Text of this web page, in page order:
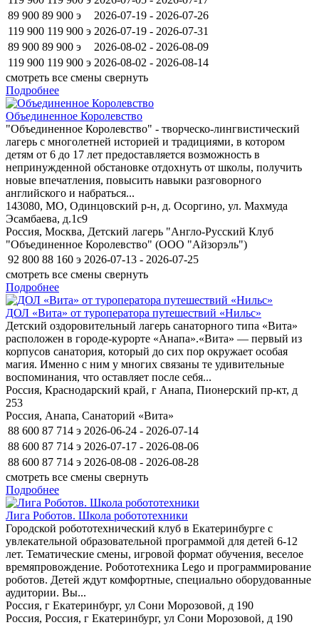
89 900 89 900 э
2026-07-19 - 2026-07-26
119 900 119 900 э 2026-07-19 - 2026-07-31
89 900 89 900 э
2026-08-02 - 2026-08-09
119 900 119 900 э 2026-08-02 - 2026-08-14
смотреть все смены свернуть
Подробнее
Объединенное Королевство
"Объединенное Королевство" - творческо-лингвистический
лагерь с многолетней историей и традициями, в котором
детям от 6 до 17 лет предоставляется возможность в
непринужденной обстановке отдохнуть от школы, получить
новые впечатления, повысить навыки разговорного
английского и набраться...
143080, МО, Одинцовский р-н, д. Осоргино, ул. Махмуда
Эсамбаева, д.1c9
Россия, Москва, Детский лагерь "Англо-Русский Клуб
"Объединенное Королевство" (ООО "Айзорэль")
92 800 88 160 э 2026-07-13 - 2026-07-25
смотреть все смены свернуть
Подробнее
ДОЛ «Вита» от туроператора путешествий «Нильс»
Детский оздоровительный лагерь санаторного типа «Вита»
расположен в городе-курорте «Анапа».«Вита» — первый из
корпусов санатория, который до сих пор окружает особая
магия. Именно с ним у многих связаны те удивительные
воспоминания, что оставляет после себя...
Россия, Краснодарский край, г Анапа, Пионерский пр-кт, д
253
Россия, Анапа, Санаторий «Вита»
88 600 87 714 э 2026-06-24 - 2026-07-14
88 600 87 714 э 2026-07-17 - 2026-08-06
88 600 87 714 э 2026-08-08 - 2026-08-28
смотреть все смены свернуть
Подробнее
Лига Роботов. Школа робототехники
Городской робототехнический клуб в Екатеринбурге с
увлекательной образовательной программой для детей 6-12
лет. Тематические смены, игровой формат обучения, веселое
времяпровождение. Робототехника Lego и программирование
роботов. Детей ждут комфортные, специально оборудованные
аудитории. Вы...
Россия, г Екатеринбург, ул Сони Морозовой, д 190
Россия, Россия, г Екатеринбург, ул Сони Морозовой, д 190